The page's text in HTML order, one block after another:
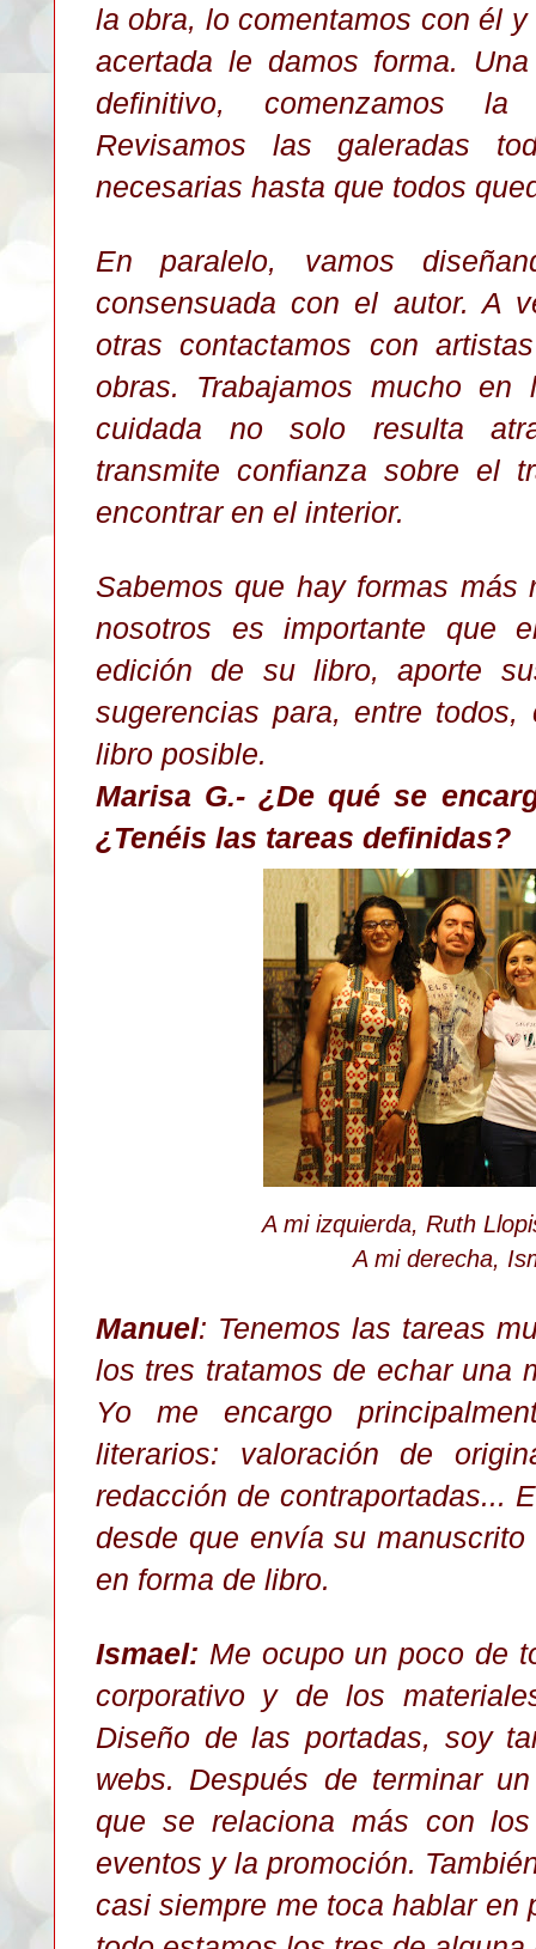
la obra, lo comentamos con él
acertada le damos forma.
definitivo, comenzamos
Revisamos las galeradas
necesarias hasta que todos
En paralelo, vamos
consensuada con el autor. A
otras contactamos con
obras. Trabajamos mucho en
cuidada no solo resulta
transmite confianza sobre el
encontrar en el interior.
Sabemos que hay formas más
nosotros es importante que
edición de su libro, aporte
sugerencias para, entre
libro posible.
Marisa G.- ¿De qué se
¿Tenéis las tareas definidas?
A mi izquierda, Ruth
A mi derecha,
Manuel: Tenemos las tareas
los tres tratamos de echar una
Yo me encargo
literarios: valoración de
redacción de contraportadas...
desde que envía su
en forma de libro.
Ismael: Me ocupo un poco de
corporativo y de los
Diseño de las portadas, soy
webs. Después de terminar
que se relaciona más con
eventos y la promoción.
casi siempre me toca hablar en